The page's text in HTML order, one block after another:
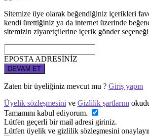
Sitemize üye olarak beğendiğiniz içerikleri
kendi ürettiğiniz ya da internet üzerinde
sitemizin ziyaretçilerine içerik gönder
EPOSTA ADRESİNİZ
DEVAM ET
Zaten bir üyeliğiniz mevcut mu ? Giriş yapın
Üyelik sözleşmesini ve Gizlilik şartlarını
Tamamını kabul ediyorum.
Lütfen geçerli bir mail adresi giriniz.
Lütfen üyelik ve gizlilik sözleşmesini